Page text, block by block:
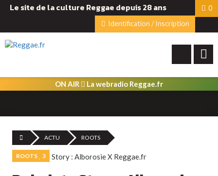
Le site de la culture Reggae depuis 28 ans
0
Identification / Inscription
ON AIR La webradio Reggae.fr
ACTU ROOTS
ROOTS 3